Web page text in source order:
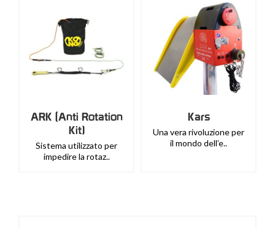
ARK (Anti Rotation
Kit)
Sistema utilizzato per
impedire la rotaz..
Kars
Una vera rivoluzione per
il mondo dell’e..